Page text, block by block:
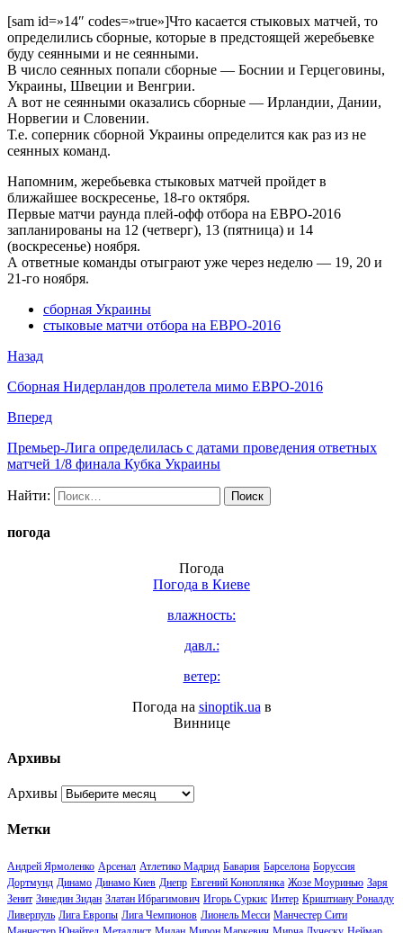
[sam id=»14″ codes=»true»]Что касается стыковых матчей, то
определились сборные, которые в предстоящей жеребьевке
буду сеянными и не сеянными.
В число сеянных попали сборные — Боснии и Герцеговины,
Украины, Швеции и Венгрии.
А вот не сеянными оказались сборные — Ирландии, Дании,
Норвегии и Словении.
Т.е. соперник сборной Украины определится как раз из не
сеянных команд.
Напомним, жеребьевка стыковых матчей пройдет в
ближайшее воскресенье, 18-го октября.
Первые матчи раунда плей-офф отбора на ЕВРО-2016
запланированы на 12 (четверг), 13 (пятница) и 14
(воскресенье) ноября.
А ответные команды отыграют уже через неделю — 19, 20 и
21-го ноября.
сборная Украины
стыковые матчи отбора на ЕВРО-2016
Назад
Сборная Нидерландов пролетела мимо ЕВРО-2016
Вперед
Премьер-Лига определилась с датами проведения ответных
матчей 1/8 финала Кубка Украины
Найти:
погода
Погода
Погода в Киеве
влажность:
давл.:
ветер:
Погода на sinoptik.ua в
Виннице
Архивы
Архивы
Метки
Андрей Ярмоленко Арсенал Атлетико Мадрид Бавария Барселона Боруссия
Дортмунд Динамо Динамо Киев Днепр Евгений Коноплянка Жозе Моуринью Заря
Зенит Зинедин Зидан Златан Ибрагимович Игорь Суркис Интер Криштиану Роналду
Ливерпуль Лига Европы Лига Чемпионов Лионель Месси Манчестер Сити